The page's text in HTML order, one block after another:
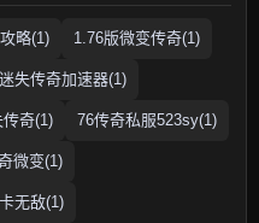
略(1) 1.76版微变传奇(1)
迷失传奇加速器(1)
奇(1) 76传奇私服523sy(1)
微变(1)
无敌(1)